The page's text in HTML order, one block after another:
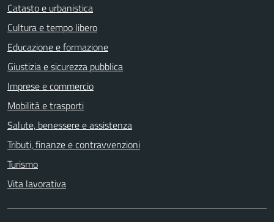
Catasto e urbanistica
Cultura e tempo libero
Educazione e formazione
Giustizia e sicurezza pubblica
Imprese e commercio
Mobilità e trasporti
Salute, benessere e assistenza
Tributi, finanze e contravvenzioni
Turismo
Vita lavorativa